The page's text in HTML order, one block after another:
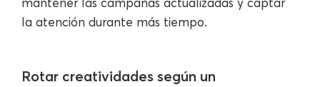
la atención durante más tiempo.
Rotar creatividades según un